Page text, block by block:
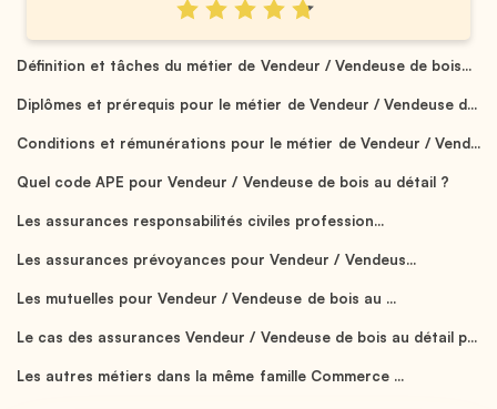
Définition et tâches du métier de Vendeur / Vendeuse de bois...
Diplômes et prérequis pour le métier de Vendeur / Vendeuse d...
Conditions et rémunérations pour le métier de Vendeur / Vend...
Quel code APE pour Vendeur / Vendeuse de bois au détail ?
Les assurances responsabilités civiles profession...
Les assurances prévoyances pour Vendeur / Vendeus...
Les mutuelles pour Vendeur / Vendeuse de bois au ...
Le cas des assurances Vendeur / Vendeuse de bois au détail p...
Les autres métiers dans la même famille Commerce ...